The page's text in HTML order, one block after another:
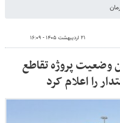
۲۱ اردیبهشت ۱۴۰۵ - ۱۶:۰۹
وضعیت پروژه تقاطع
را اعلام کرد